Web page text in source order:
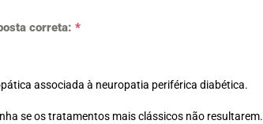
correta: *
associada à neuropatia periférica diabética.
se os tratamentos mais clássicos não resultarem.